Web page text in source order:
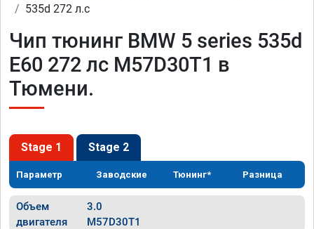
535d 272 л.с
Чип тюнинг BMW 5 series 535d
E60 272 лс M57D30T1 в
Тюмени.
Stage 1 Stage 2
Параметр Заводские Тюнинг* Разница
Объем
двигателя
3.0
M57D30T1